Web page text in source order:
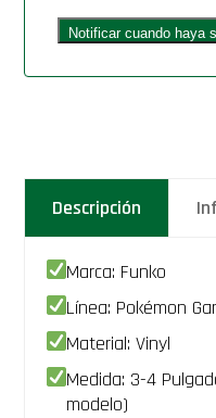
Descripción
Marca: Funko
Línea: Pokémon
Material: Vinyl
Medida: 3-4
modelo)